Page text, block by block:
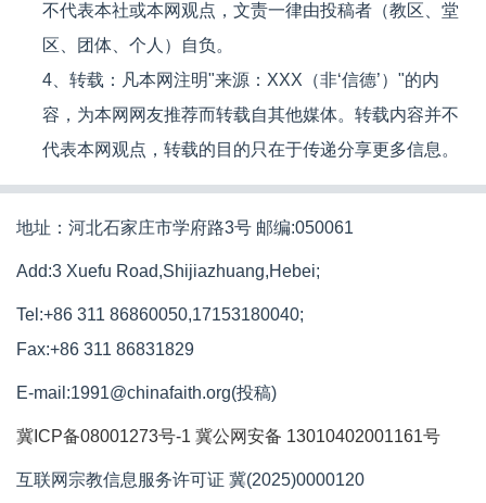
不代表本社或本网观点，文责一律由投稿者（教区、堂
区、团体、个人）自负。
4、转载：凡本网注明"来源：XXX（非‘信德’）"的内
容，为本网网友推荐而转载自其他媒体。转载内容并不
代表本网观点，转载的目的只在于传递分享更多信息。
地址：河北石家庄市学府路3号 邮编:050061
Add:3 Xuefu Road,Shijiazhuang,Hebei;
Tel:+86 311 86860050,17153180040;
Fax:+86 311 86831829
E-mail:1991@chinafaith.org(投稿)
冀ICP备08001273号-1 冀公网安备 13010402001161号
互联网宗教信息服务许可证 冀(2025)0000120